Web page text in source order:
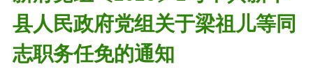
县人民政府党组关于梁祖儿等同
志职务任免的通知